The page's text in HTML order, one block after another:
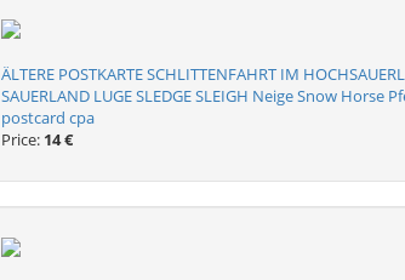
ÄLTERE POSTKARTE SCHLITTENFAHRT IM
SAUERLAND LUGE SLEDGE SLEIGH Neige Snow Horse
postcard cpa
Price: 14 €